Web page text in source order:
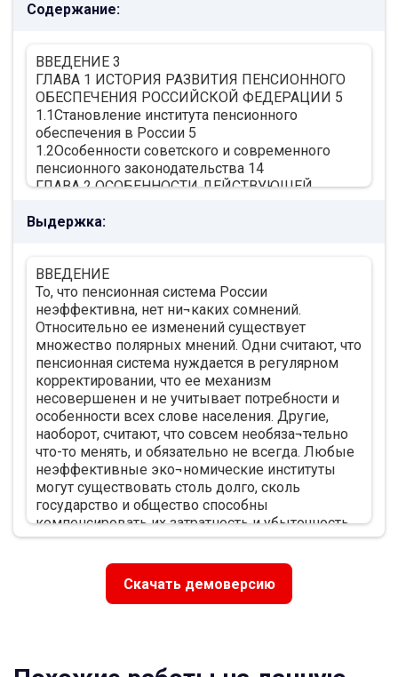
Содержание:
ВВЕДЕНИЕ 3
ГЛАВА 1 ИСТОРИЯ РАЗВИТИЯ ПЕНСИОННОГО
ОБЕСПЕЧЕНИЯ РОССИЙСКОЙ ФЕДЕРАЦИИ 5
1.1Становление института пенсионного
обеспечения в России 5
1.2Особенности советского и современного
пенсионного законодательства 14
ГЛАВА 2 ОСОБЕННОСТИ ДЕЙСТВУЮЩЕЙ
РОССИЙСКОЙ ФЕДЕРАЦИИ 18
2.2 Деятельность Пенсионного фонда
Российской Федерации 25
2.3Негосударственное пенсионное обеспечение:
особенности современного этапа 28
ГЛАВА 3 ПЕРСПЕКТИВЫ ДАЛЬНЕЙШЕГО
РАЗВИТИЯ ПЕНСИОННОГО ОБЕСПЕЧЕНИЯ В
РОССИЙСКОЙ ФЕДЕРАЦИИ 37
3.1Оценка пенсионной системы в настоящее
время 37
3.2Направления развития пенсионного
обеспечения в Российской Федерации 45
ЗАКЛЮЧЕНИЕ 48
СПИСОК ИСПОЛЬЗОВАННЫХ ИСТОЧНИКОВ 52
ПРИЛОЖЕНИЯ
Выдержка:
ВВЕДЕНИЕ
То, что пенсионная система России
неэффективна, нет ни¬каких сомнений.
Относительно ее изменений существует
множество полярных мнений. Одни считают, что
пенсионная система нуждается в регулярном
корректировании, что ее механизм
несовершенен и не учитывает потребности и
особенности всех слове населения. Другие,
наоборот, считают, что совсем необяза¬тельно
что-то менять, и обязательно не всегда. Любые
неэффективные эко¬номические институты
могут существовать столь долго, сколь
государство и общество способны
компенсировать их затратность и убыточность.
Именно это и демонстрировала российская
Сейчас ситуация изменилась - тяжесть
пенсионных выплат непо¬сильна для
подробно текущую и перспективную
Скачать демоверсию